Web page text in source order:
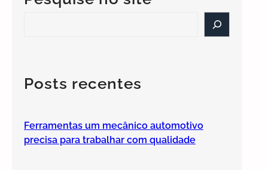
c
hPosts recentes
Ferramentas um mecânico automotivo
precisa para trabalhar com qualidade